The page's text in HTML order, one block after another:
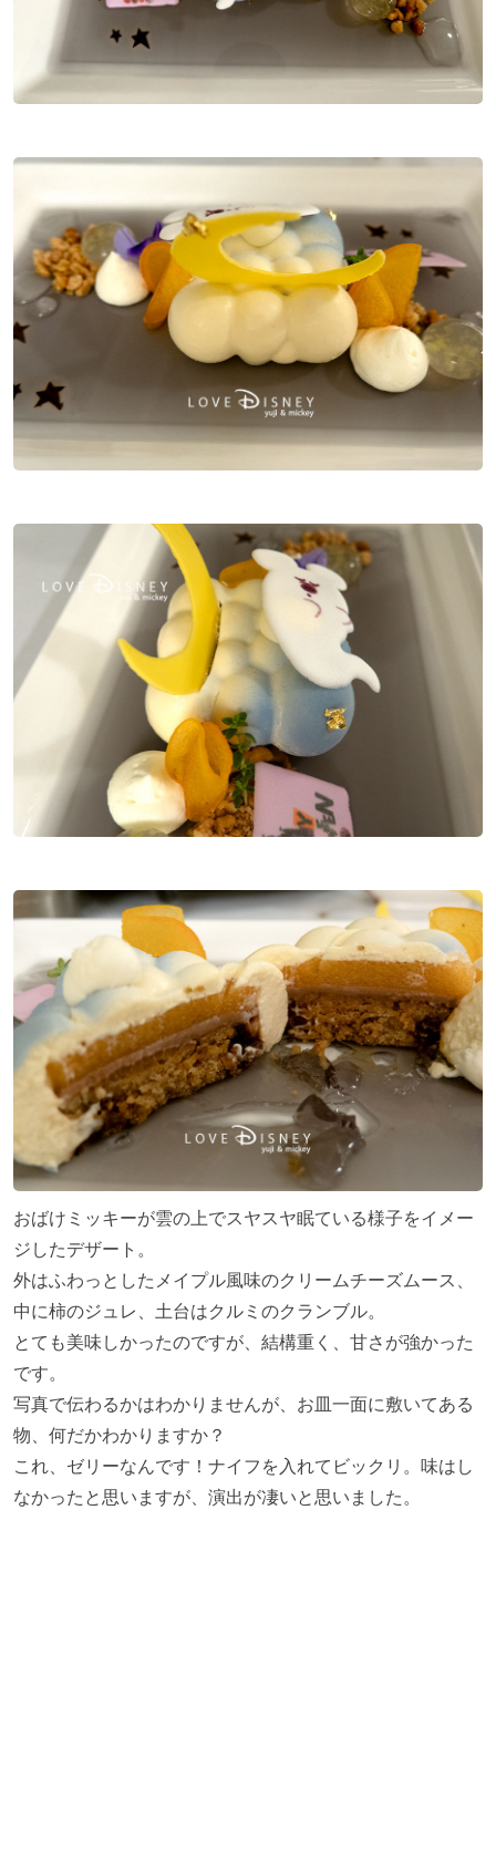
おばけミッキーが雲の上でスヤスヤ眠ている様子をイメー
ジしたデザート。
外はふわっとしたメイプル風味のクリームチーズムース、
中に柿のジュレ、土台はクルミのクランブル。
とても美味しかったのですが、結構重く、甘さが強かった
です。
写真で伝わるかはわかりませんが、お皿一面に敷いてある
物、何だかわかりますか？
これ、ゼリーなんです！ナイフを入れてビックリ。味はし
なかったと思いますが、演出が凄いと思いました。